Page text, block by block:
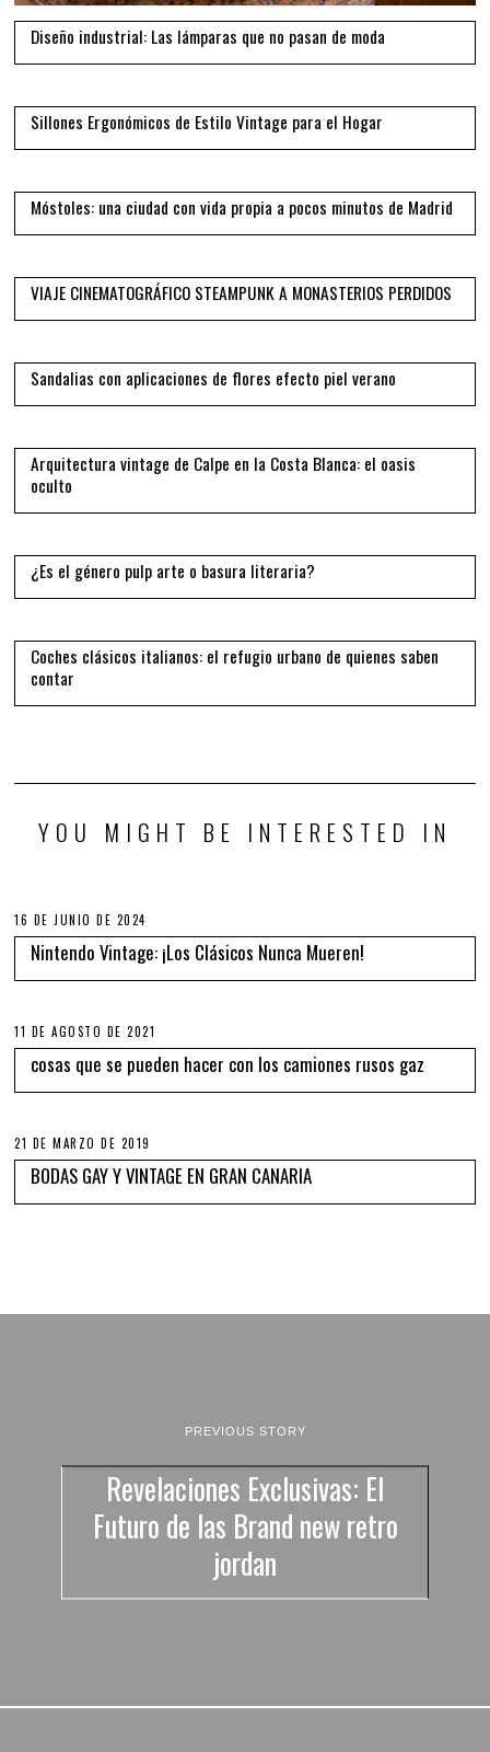
Diseño industrial: Las lámparas que no pasan de moda
08
Sillones Ergonómicos de Estilo Vintage para el Hogar
09
Móstoles: una ciudad con vida propia a pocos minutos de Madrid
10
VIAJE CINEMATOGRÁFICO STEAMPUNK A MONASTERIOS PERDIDOS
11
Sandalias con aplicaciones de flores efecto piel verano
12
Arquitectura vintage de Calpe en la Costa Blanca: el oasis
oculto
13
¿Es el género pulp arte o basura literaria?
14
Coches clásicos italianos: el refugio urbano de quienes saben
contar
YOU MIGHT BE INTERESTED IN
16 DE JUNIO DE 2024
Nintendo Vintage: ¡Los Clásicos Nunca Mueren!
11 DE AGOSTO DE 2021
cosas que se pueden hacer con los camiones rusos gaz
21 DE MARZO DE 2019
BODAS GAY Y VINTAGE EN GRAN CANARIA
PREVIOUS STORY
Revelaciones Exclusivas: El
Futuro de las Brand new retro
jordan